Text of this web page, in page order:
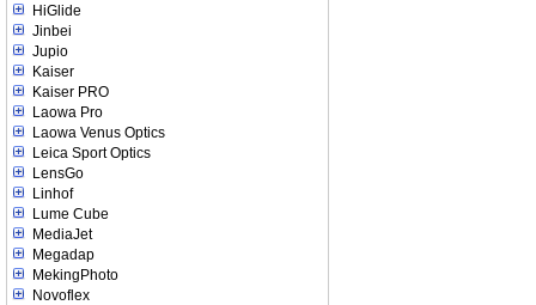
HiGlide
Jinbei
Jupio
Kaiser
Kaiser PRO
Laowa Pro
Laowa Venus Optics
Leica Sport Optics
LensGo
Linhof
Lume Cube
MediaJet
Megadap
MekingPhoto
Novoflex